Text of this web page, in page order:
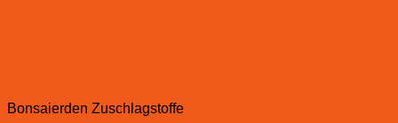
Bonsaierden Zuschlagstoffe